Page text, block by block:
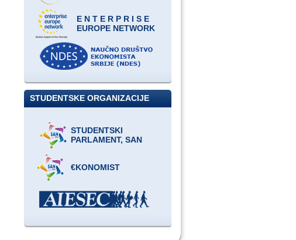
E N T E R P R I S E
EUROPE NETWORK
STUDENTSKE ORGANIZACIJE
STUDENTSKI
PARLAMENT, SAN
€KONOMIST